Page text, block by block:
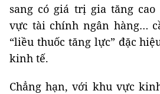
sang có giá trị gia tăng
vực tài chính ngân hàng…
“liều thuốc tăng lực” đặc
kinh tế.
Chẳng hạn, với khu vực